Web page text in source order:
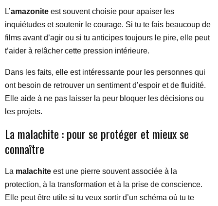
L’amazonite est souvent choisie pour apaiser les
inquiétudes et soutenir le courage. Si tu te fais beaucoup de
films avant d’agir ou si tu anticipes toujours le pire, elle peut
t’aider à relâcher cette pression intérieure.
Dans les faits, elle est intéressante pour les personnes qui
ont besoin de retrouver un sentiment d’espoir et de fluidité.
Elle aide à ne pas laisser la peur bloquer les décisions ou
les projets.
La malachite : pour se protéger et mieux se
connaître
La malachite est une pierre souvent associée à la
protection, à la transformation et à la prise de conscience.
Elle peut être utile si tu veux sortir d’un schéma où tu te